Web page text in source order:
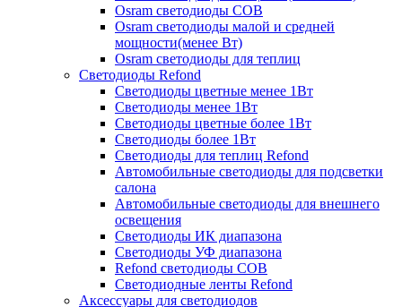
Osram светодиоды COB
Osram светодиоды малой и средней
мощности(менее Вт)
Osram светодиоды для теплиц
Светодиоды Refond
Светодиоды цветные менее 1Вт
Светодиоды менее 1Вт
Светодиоды цветные более 1Вт
Светодиоды более 1Вт
Светодиоды для теплиц Refond
Автомобильные светодиоды для подсветки
салона
Автомобильные светодиоды для внешнего
освещения
Светодиоды ИК диапазона
Светодиоды УФ диапазона
Refond светодиоды COB
Светодиодные ленты Refond
Аксессуары для светодиодов